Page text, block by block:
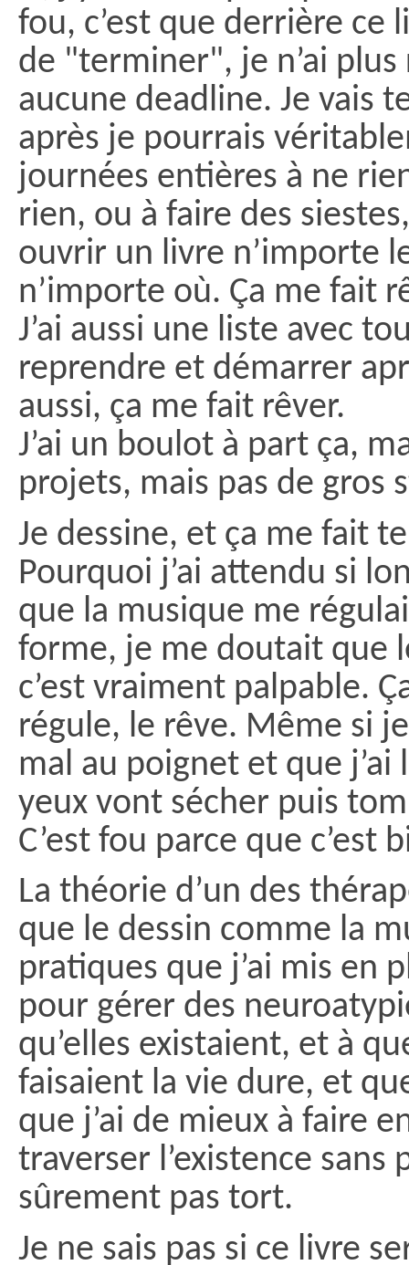
fou, c’est que derrière ce
de "terminer", je n’ai plus
aucune deadline. Je vais
après je pourrais
journées entières à ne
rien, ou à faire des
ouvrir un livre n’importe
n’importe où. Ça me fait
J’ai aussi une liste avec
reprendre et démarrer
aussi, ça me fait rêver.
J’ai un boulot à part ça,
projets, mais pas de gros
Je dessine, et ça me fait
Pourquoi j’ai attendu si
que la musique me
forme, je me doutait que
c’est vraiment palpable.
régule, le rêve. Même si
mal au poignet et que j’ai
yeux vont sécher puis
C’est fou parce que c’est
La théorie d’un des
que le dessin comme la
pratiques que j’ai mis en
pour gérer des
qu’elles existaient, et à
faisaient la vie dure, et
que j’ai de mieux à faire
traverser l’existence sans
sûrement pas tort.
Je ne sais pas si ce livre